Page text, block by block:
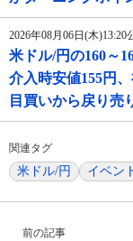
2026年08月06日(木
米ドル/円の160～
介入時安値155円
目買いから戻り売
関連タグ
米ドル/円 イベン
前の記事